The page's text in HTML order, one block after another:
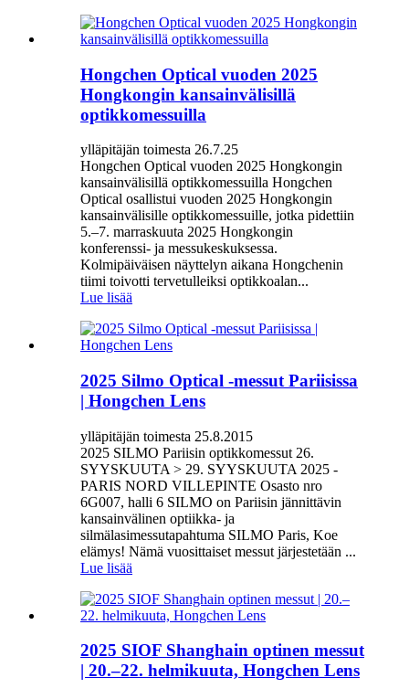
Hongchen Optical vuoden 2025
Hongkongin kansainvälisillä
optikkomessuilla
ylläpitäjän toimesta 26.7.25
Hongchen Optical vuoden 2025 Hongkongin
kansainvälisillä optikkomessuilla Hongchen
Optical osallistui vuoden 2025 Hongkongin
kansainvälisille optikkomessuille, jotka pidettiin
5.–7. marraskuuta 2025 Hongkongin
konferenssi- ja messukeskuksessa.
Kolmipäiväisen näyttelyn aikana Hongchenin
tiimi toivotti tervetulleiksi optikkoalan...
Lue lisää
2025 Silmo Optical -messut Pariisissa
| Hongchen Lens
ylläpitäjän toimesta 25.8.2015
2025 SILMO Pariisin optikkomessut 26.
SYYSKUUTA > 29. SYYSKUUTA 2025 -
PARIS NORD VILLEPINTE Osasto nro
6G007, halli 6 SILMO on Pariisin jännittävin
kansainvälinen optiikka- ja
silmälasimessutapahtuma SILMO Paris, Koe
elämys! Nämä vuosittaiset messut järjestetään ...
Lue lisää
2025 SIOF Shanghain optinen messut
| 20.–22. helmikuuta, Hongchen Lens